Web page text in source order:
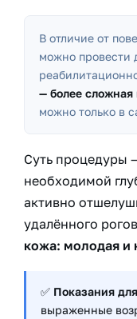
В отличие от
можно провести
— более сложная
можно только в
Суть процедуры
необходимой
активно
удалённого
кожа: молодая и
✅ Показания
выраженные